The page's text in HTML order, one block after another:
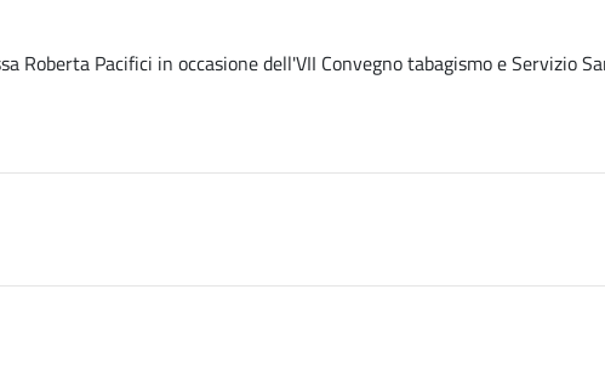
Roberta Pacifici in occasione dell'VII Convegno tabagismo e Servizio